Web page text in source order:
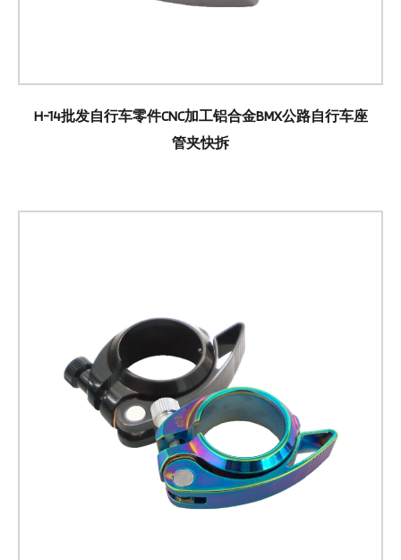
H-14批发自行车零件CNC加工铝合金BMX公路自行车座
管夹快拆